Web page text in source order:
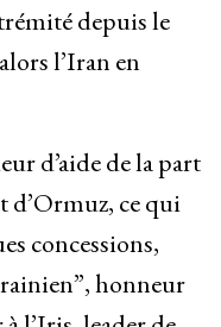
depuis le
l’Iran en
d’aide de la part
d’Ormuz, ce qui
concessions,
honneur